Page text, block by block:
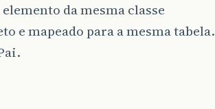
da mesma classe
e mapeado para a mesma tabela.